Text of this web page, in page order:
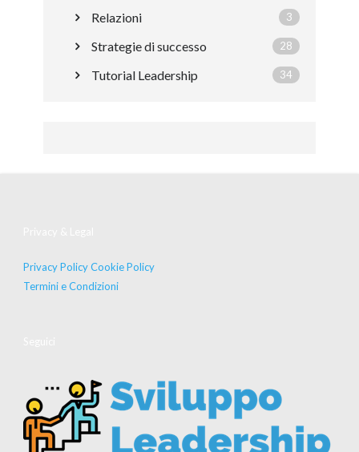
Relazioni 3
Strategie di successo 28
Tutorial Leadership 34
Privacy PolicyCookie Policy
Termini e Condizioni